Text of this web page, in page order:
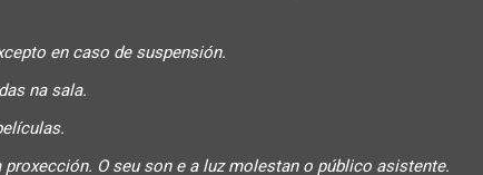
en caso de suspensión.
na sala.
O seu son e a luz molestan o público asistente.